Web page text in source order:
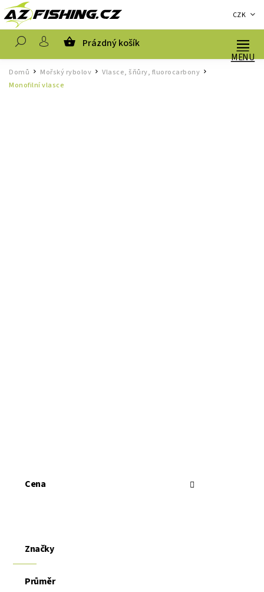
CZK
Prázdný košík
Domů / Mořský rybolov / Vlasce, šňůry, fluorocarbony /
Monofilní vlasce